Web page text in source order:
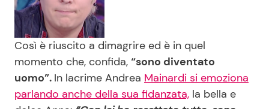
Così è riuscito a dimagrire ed è in quel
momento che, confida, “sono diventato
uomo”. In lacrime Andrea Mainardi si emoziona
parlando anche della sua fidanzata, la bella e